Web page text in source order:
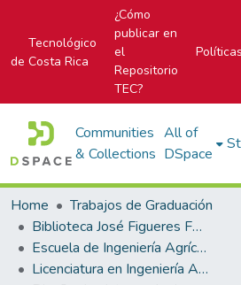
Tecnológico
de Costa Rica
¿Cómo
publicar en
el
Repositorio
TEC?
Políticas
Communities
& Collections
All of
DSpace
Home
Trabajos de Graduación
Biblioteca José Figueres Ferrer
Escuela de Ingeniería Agrícola
Licenciatura en Ingeniería Agrícola